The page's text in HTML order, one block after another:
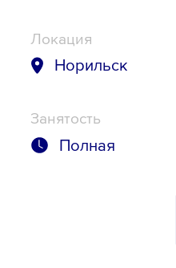
Локация
Норильск
Занятость
Полная